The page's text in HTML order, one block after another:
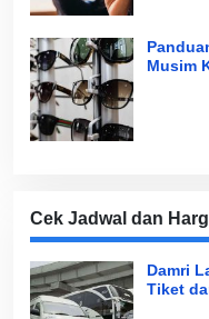
Musim
Cek Jadwal dan
Damri
Tiket